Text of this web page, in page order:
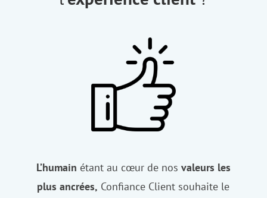
L’humain étant au cœur de nos valeurs les
plus ancrées, Confiance Client souhaite le